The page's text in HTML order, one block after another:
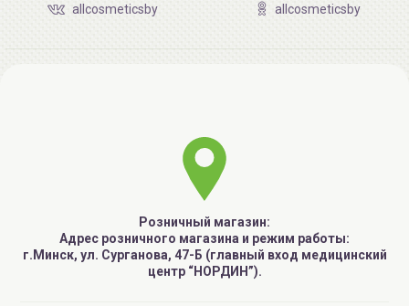
allcosmeticsby allcosmeticsby
Розничный магазин:
Адрес розничного магазина и режим работы:
г.Минск, ул. Сурганова, 47-Б (главный вход медицинский
центр “НОРДИН”).